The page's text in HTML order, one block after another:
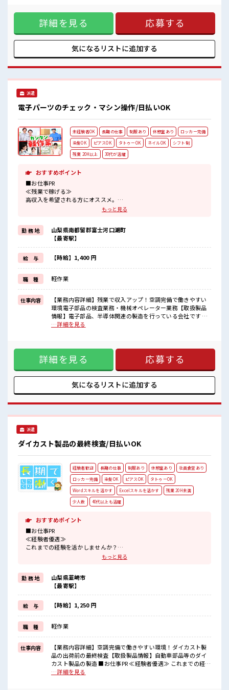
できそう≫ 新しいことにチャレンジするのは不安だけど、 し
っかり働く環境が整っています！ イチからスキルUP・ステッ
プUP目指していきましょう！ ≪自分に合った期間で働ける≫
福利厚生が整った派遣のお仕事です！ ■職場の雰囲気 明るす
ぎたり奇抜過ぎなければヘアカラーOK！ 休憩室で楽しくラン
チ♪ 時間があれば昼寝もしちゃおう！ 持ち物が多いあなたに
詳細を見る 応募する
気になるリストに追加する
派遣
電子パーツのチェック・マシン操作/日払いOK
未経験者OK 長期の仕事 制服あり 休憩室あり
ロッカー完備
染髪OK
ピアスOK タトゥーOK ネイルOK
シフト制
残業 20H以上
30代が活躍
おすすめポイント
■お仕事PR
≪残業で稼げる≫
高収入を希望される方にオススメ。
残業は月20時間以上あります♪
基本的に髪色自由で明るすぎたり奇抜でなければOKです！
(規定有)制服があると毎日の服選びに悩まずOK♪
≪未経験OKの仕事≫
新しいことにチャレンジするのは不安だけど、
しっかり働く環境が整っています！
イチからスキルUP・ステップUP目指していきましょう！
≪自分に合った期間で働ける≫
福利厚生が整った派遣のお仕事です！
■職場の雰囲気
髪型・髪色自由♪
派手過ぎなければOKだから、
モチベーションもUP！
残業が多めだからしっかり稼ぎたい方にもオススメ！
もっと見る
勤 務 地
山梨県南都留郡富士河口湖町
【最寄駅】
給 与 【時給】1,400 円
職 種 軽作業
仕事内容
【業務内容詳細】残業で収入アップ！空調完備で働きやすい
環境電子部品の検査業務・機械オペレーター業務【取扱製品
情報】電子部品、半導体関連の製造を行っている会社です ■
お仕事PR ≪残業で稼げる≫ 高収入を希望される方にオスス
があると毎日の服選びに悩まずOK♪ ≪未経験OKの仕事≫ 新
しいことにチャレンジするのは不安だけど、 しっかり働く環
境が整っています！ イチからスキルUP・ステップUP目指し
ていきましょう！ ≪自分に合った期間で働ける≫ 福利厚生が
整った派遣のお仕事です！ ■職場の雰囲気 髪型・髪色自由♪
派手過ぎなければOKだから、 モチベーションもUP！ 休憩室
かり稼ぎたい方にもオススメ！
…詳細を見る
詳細を見る 応募する
気になるリストに追加する
派遣
ダイカスト製品の最終検査/日払いOK
経験者歓迎 長期の仕事 制服あり 休憩室あり
社員食堂あり
ロッカー完備
染髪OK ピアスOK
タトゥーOK
Wordスキルを活かす
Excelスキルを活かす
残業 20H未満
少人数
40代以上も活躍
おすすめポイント
■お仕事PR
≪経験者優遇≫
これまでの経験を活かしませんか？
≪1日1時間程の残業で収入アップ≫
残業は月20時間未満で、
ほどよく稼げます♪
≪モチベーションもUP≫
派手過ぎなければ髪型や髪色自由♪
(規定有)≪動きやすい制服アリ≫
制服があるので、
毎日の服装の悩み解消♪
≪自分に向いている仕事が探せる≫
困った事などがあれば、
担当がしっかりサポートします！
■職場の雰囲気
もっと見る
勤 務 地
山梨県韮崎市
【最寄駅】
給 与 【時給】1,250 円
職 種 軽作業
仕事内容
【業務内容詳細】空調完備で働きやすい環境！ダイカスト製
品の出荷前の最終検査【取扱製品情報】自動車部品等のダイ
カスト製品の製造 ■お仕事PR ≪経験者優遇≫ これまでの経験
を活かしませんか？ ブランクがあっても大丈夫♪ 経験はちょ
…詳細を見る